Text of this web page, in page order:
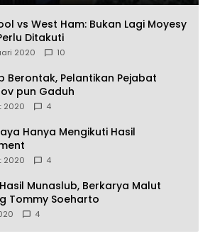
vs West Ham: Bukan Lagi Moyesy
Ditakuti
2020 10
Berontak, Pelantikan Pejabat
pun Gaduh
2020 4
Hanya Mengikuti Hasil
2020 4
Munaslub, Berkarya Malut
Tommy Soeharto
4